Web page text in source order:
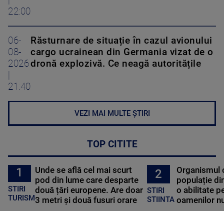
22:00
06-
08-
2026
21:40
Răsturnare de situație în cazul avionului
cargo ucrainean din Germania vizat de o
dronă explozivă. Ce neagă autoritățile
VEZI MAI MULTE ȘTIRI
TOP CITITE
1
STIRI
TURISM
Unde se află cel mai scurt
pod din lume care desparte
două țări europene. Are doar
3 metri și două fusuri orare
2
STIRI
STIINTA
Organismul
populație
o abilitate
oamenilor